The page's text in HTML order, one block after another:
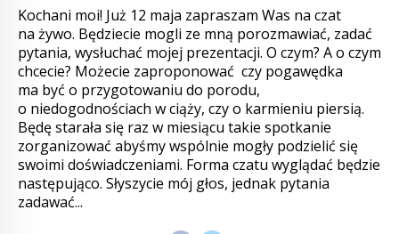
Kochani moi! Już 12 maja zapraszam Was na czat
na żywo. Będziecie mogli ze mną porozmawiać, zadać
pytania, wysłuchać mojej prezentacji. O czym? A o czym
chcecie? Możecie zaproponować czy pogawędka
ma być o przygotowaniu do porodu,
o niedogodnościach w ciąży, czy o karmieniu piersią.
Będę starała się raz w miesiącu takie spotkanie
zorganizować abyśmy wspólnie mogły podzielić się
swoimi doświadczeniami. Forma czatu wyglądać będzie
następująco. Słyszycie mój głos, jednak pytania
zadawać...